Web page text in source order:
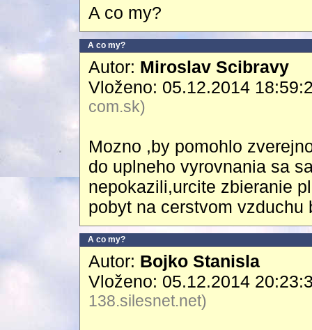
A co my?
A co my?
Autor: Miroslav Scibravy
Vloženo: 05.12.2014
com.sk)
Mozno ,by pomohlo
do uplneho vyrovnania sa
nepokazili,urcite zbieranie
pobyt na cerstvom
A co my?
Autor: Bojko Stanisla
Vloženo: 05.12.2014
138.silesnet.net)